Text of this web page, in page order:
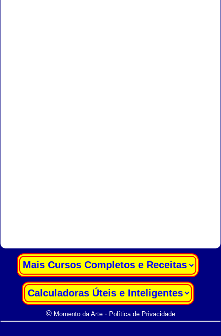
© Momento da Arte- Política de Privacidade